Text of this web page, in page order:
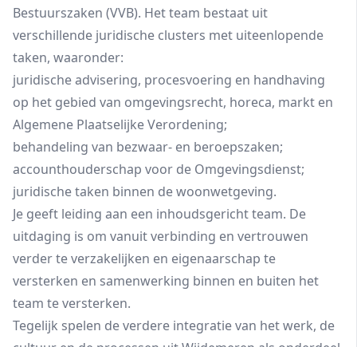
Bestuurszaken (VVB). Het team bestaat uit
verschillende juridische clusters met uiteenlopende
taken, waaronder:
juridische advisering, procesvoering en handhaving
op het gebied van omgevingsrecht, horeca, markt en
Algemene Plaatselijke Verordening;
behandeling van bezwaar- en beroepszaken;
accounthouderschap voor de Omgevingsdienst;
juridische taken binnen de woonwetgeving.
Je geeft leiding aan een inhoudsgericht team. De
uitdaging is om vanuit verbinding en vertrouwen
verder te verzakelijken en eigenaarschap te
versterken en samenwerking binnen en buiten het
team te versterken.
Tegelijk spelen de verdere integratie van het werk, de